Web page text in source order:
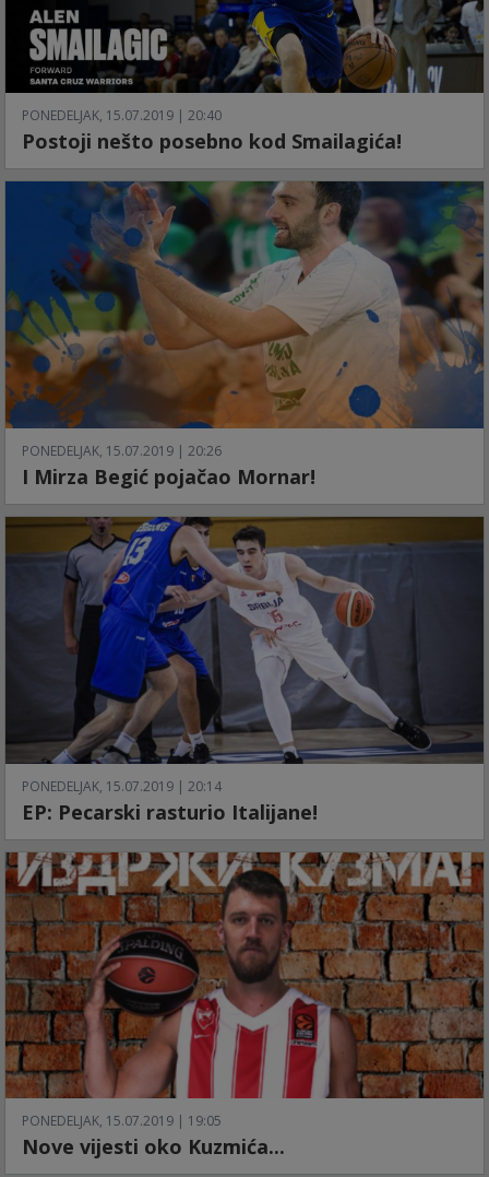
PONEDELJAK, 15.07.2019 | 20:40
Postoji nešto posebno kod Smailagića!
PONEDELJAK, 15.07.2019 | 20:26
I Mirza Begić pojačao Mornar!
PONEDELJAK, 15.07.2019 | 20:14
EP: Pecarski rasturio Italijane!
PONEDELJAK, 15.07.2019 | 19:05
Nove vijesti oko Kuzmića...